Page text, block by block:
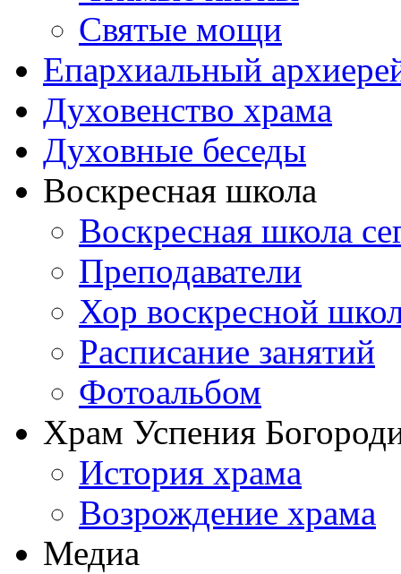
Святые мощи
Епархиальный
Духовенство храма
Духовные беседы
Воскресная школа
Воскресная школа
Преподаватели
Хор воскресной
Расписание занятий
Фотоальбом
Храм Успения
История храма
Возрождение храма
Медиа